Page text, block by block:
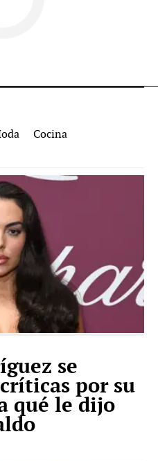
Cocina
se
por su
qué le dijo